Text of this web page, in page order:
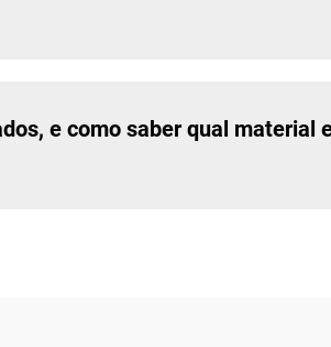
e como saber qual material